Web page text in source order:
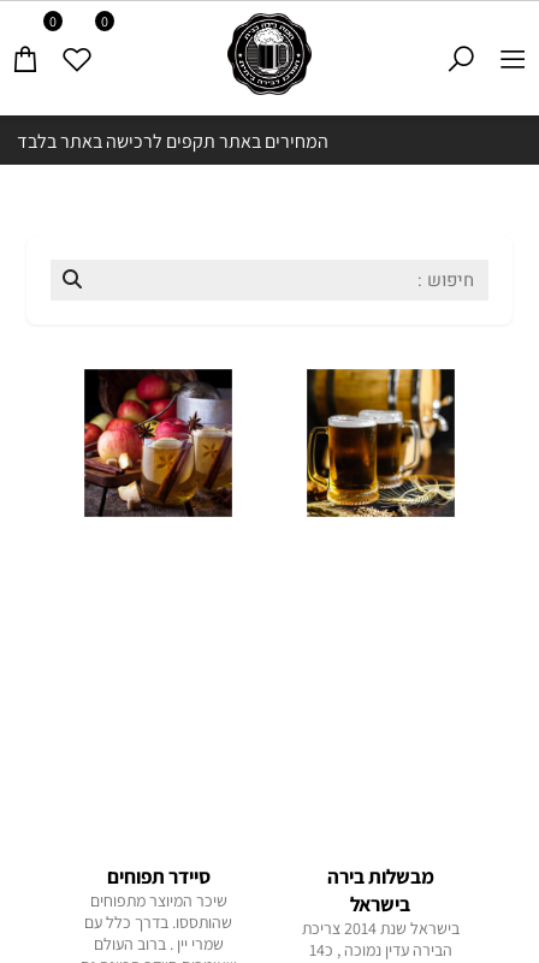
המחירים באתר תקפים לרכישה באתר בלבד
0 0
מבשלות בירה
בישראל
בישראל שנת 2014 צריכת
הבירה עדין נמוכה , כ14
סיידר תפוחים
שיכר המיוצר מתפוחים
שהותססו. בדרך כלל עם
שמרי יין . ברוב העולם